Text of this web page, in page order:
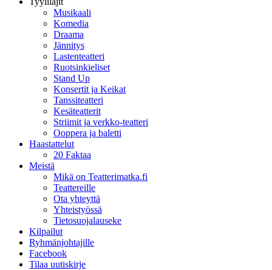
Musikaali
Komedia
Draama
Jännitys
Lastenteatteri
Ruotsinkieliset
Stand Up
Konsertit ja Keikat
Tanssiteatteri
Kesäteatterit
Striimit ja verkko-teatteri
Ooppera ja baletti
Haastattelut
20 Faktaa
Meistä
Mikä on Teatterimatka.fi
Teattereille
Ota yhteyttä
Yhteistyössä
Tietosuojalauseke
Kilpailut
Ryhmänjohtajille
Facebook
Tilaa uutiskirje